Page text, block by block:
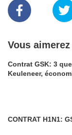
Vous
Contrat GSK: 3
Keuleneer,
CONTRAT H1N1: